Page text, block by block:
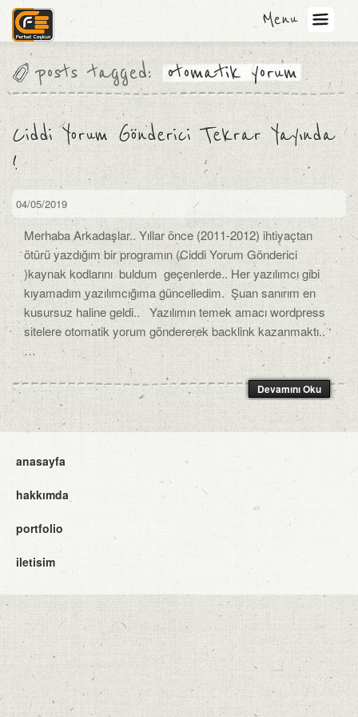
Menu
posts tagged: otomatik yorum
Ciddi Yorum Gönderici Tekrar Yayında
!
04/05/2019
Merhaba Arkadaşlar.. Yıllar önce (2011-2012) ihtiyaçtan
ötürü yazdığım bir programın (Ciddi Yorum Gönderici
)kaynak kodlarını buldum geçenlerde.. Her yazılımcı gibi
kıyamadım yazılımcığıma güncelledim. Şuan sanırım en
kusursuz haline geldi.. Yazılımın temek amacı wordpress
sitelere otomatik yorum göndererek backlink kazanmaktı..
…
Devamını Oku
anasayfa
hakkımda
portfolio
iletisim